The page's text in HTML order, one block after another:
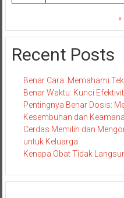
«
Recent Posts
Benar Cara: Memahami
Benar Waktu: Kunci
Pentingnya Benar Dosis:
Kesembuhan dan
Cerdas Memilih dan
untuk Keluarga
Kenapa Obat Tidak